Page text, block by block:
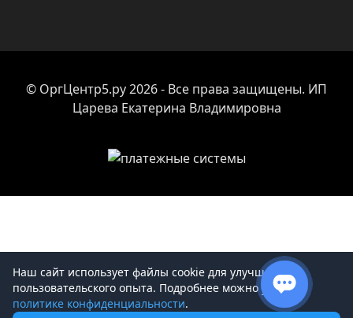
© ОргЦентр5.ру 2026 - Все права защищены. ИП
Царева Екатерина Владимировна
Наш сайт использует файлы cookie для улучшения
пользовательского опыта. Подробнее можно узнать в
политике конфиденциальности.